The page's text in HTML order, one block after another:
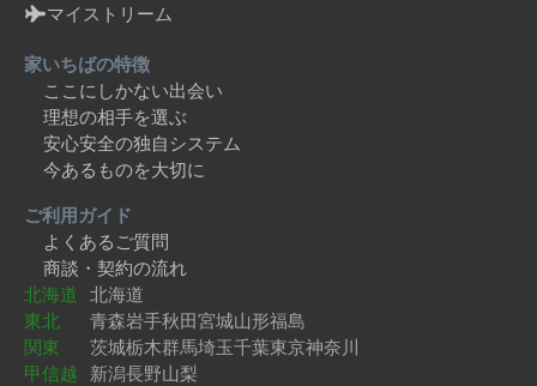
マイストリーム
家いちばの特徴
ここにしかない出会い
理想の相手を選ぶ
安心安全の独自システム
今あるものを大切に
ご利用ガイド
よくあるご質問
商談・契約の流れ
北海道 北海道
東北
青森岩手秋田宮城山形福島
関東
茨城栃木群馬埼玉千葉東京神奈川
甲信越 新潟長野山梨